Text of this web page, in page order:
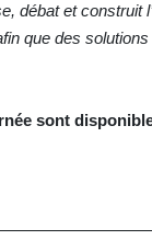
débat et construit
que des
sont